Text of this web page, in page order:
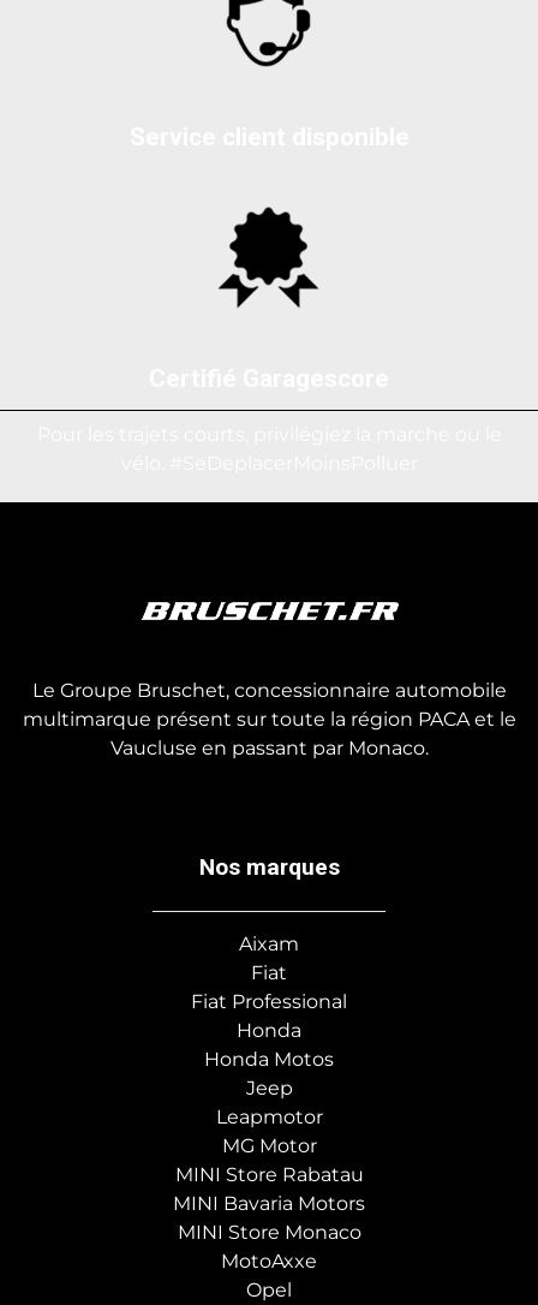
Le Groupe Bruschet, concessionnaire automobile
multimarque présent sur toute la région PACA et le
Vaucluse en passant par Monaco.
Nos marques
Aixam
Fiat
Fiat Professional
Honda
Honda Motos
Jeep
Leapmotor
MG Motor
MINI Store Rabatau
MINI Bavaria Motors
MINI Store Monaco
MotoAxxe
Opel